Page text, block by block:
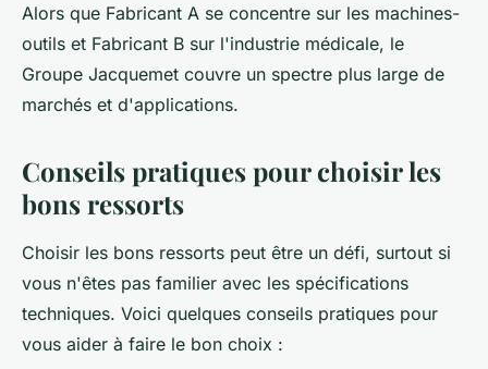
Alors que Fabricant A se concentre sur les machines-
outils et Fabricant B sur l'industrie médicale, le
Groupe Jacquemet couvre un spectre plus large de
marchés et d'applications.
Conseils pratiques pour choisir les
bons ressorts
Choisir les bons ressorts peut être un défi, surtout si
vous n'êtes pas familier avec les spécifications
techniques. Voici quelques conseils pratiques pour
vous aider à faire le bon choix :